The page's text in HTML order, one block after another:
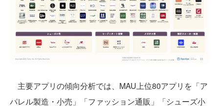
主要アプリの傾向分析では、MAU上位80アプリを「ア
パレル製造・小売」「ファッション通販」「シューズ小